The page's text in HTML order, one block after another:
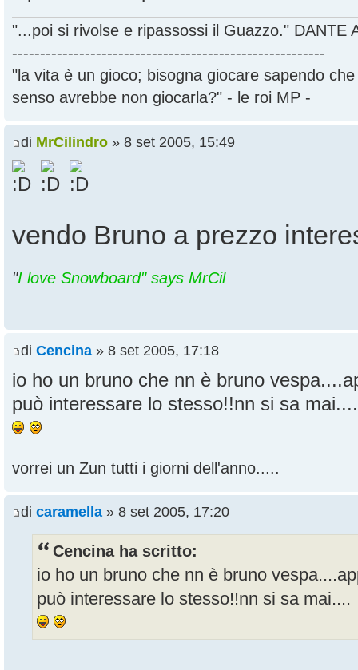
"...poi si rivolse e ripassossi il Guazzo." DANTE
--------------------------------------------------------
"la vita è un gioco; bisogna giocare sapendo
senso avrebbe non giocarla?" - le roi MP -
di MrCilindro » 8 set 2005, 15:49
vendo Bruno a prezzo
"I love Snowboard" says MrCil
di Cencina » 8 set 2005, 17:18
io ho un bruno che nn è bruno
può interessare lo stesso!!nn si sa mai....
vorrei un Zun tutti i giorni dell'anno.....
di caramella » 8 set 2005, 17:20
Cencina ha scritto:
io ho un bruno che nn è bruno
può interessare lo stesso!!nn si sa mai....